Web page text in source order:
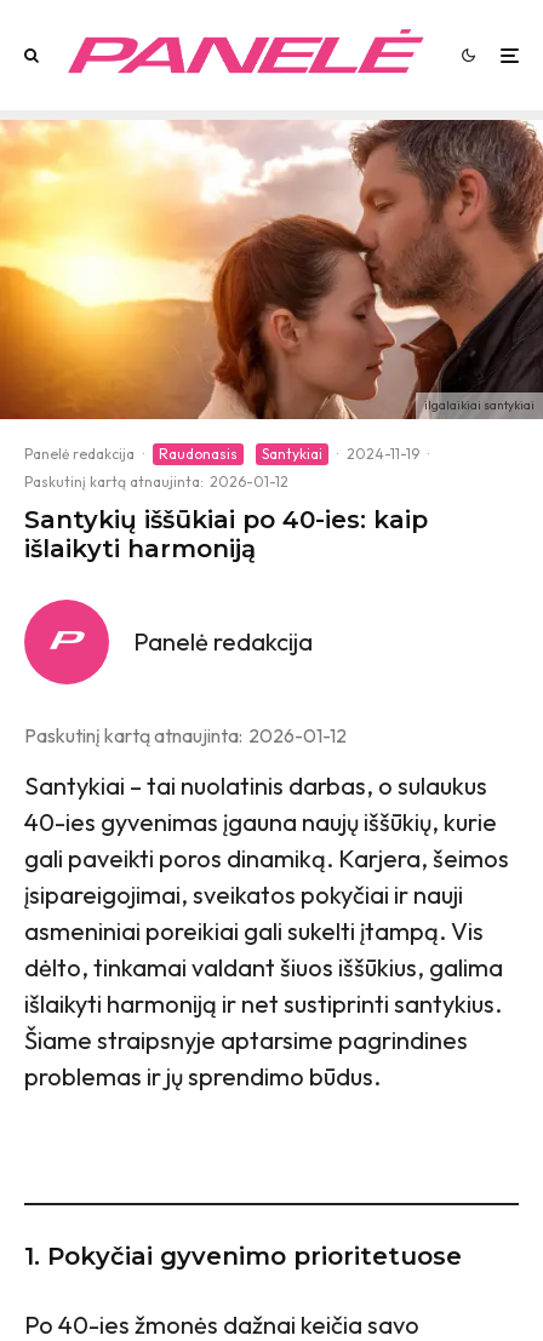
ilgalaikiai santykiai
Panelė redakcija · Raudonasis Santykiai · 2024-11-19 ·
Paskutinį kartą atnaujinta: 2026-01-12
Santykių iššūkiai po 40-ies: kaip
išlaikyti harmoniją
Panelė redakcija
Paskutinį kartą atnaujinta: 2026-01-12
Santykiai – tai nuolatinis darbas, o sulaukus
40-ies gyvenimas įgauna naujų iššūkių, kurie
gali paveikti poros dinamiką. Karjera, šeimos
įsipareigojimai, sveikatos pokyčiai ir nauji
asmeniniai poreikiai gali sukelti įtampą. Vis
dėlto, tinkamai valdant šiuos iššūkius, galima
išlaikyti harmoniją ir net sustiprinti santykius.
Šiame straipsnyje aptarsime pagrindines
problemas ir jų sprendimo būdus.
1. Pokyčiai gyvenimo prioritetuose
Po 40-ies žmonės dažnai keičia savo